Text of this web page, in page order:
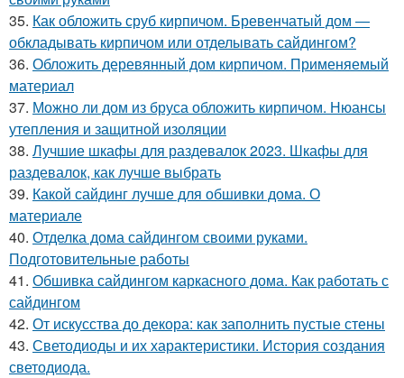
35. Как обложить сруб кирпичом. Бревенчатый дом —
обкладывать кирпичом или отделывать сайдингом?
36. Обложить деревянный дом кирпичом. Применяемый
материал
37. Можно ли дом из бруса обложить кирпичом. Нюансы
утепления и защитной изоляции
38. Лучшие шкафы для раздевалок 2023. Шкафы для
раздевалок, как лучше выбрать
39. Какой сайдинг лучше для обшивки дома. О
материале
40. Отделка дома сайдингом своими руками.
Подготовительные работы
41. Обшивка сайдингом каркасного дома. Как работать с
сайдингом
42. От искусства до декора: как заполнить пустые стены
43. Светодиоды и их характеристики. История создания
светодиода.